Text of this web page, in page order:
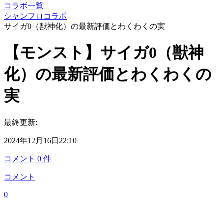
コラボ一覧
シャンフロコラボ
サイガ0（獣神化）の最新評価とわくわくの実
【モンスト】サイガ0（獣神
化）の最新評価とわくわくの
実
最終更新:
2024年12月16日22:10
コメント 0 件
コメント
0